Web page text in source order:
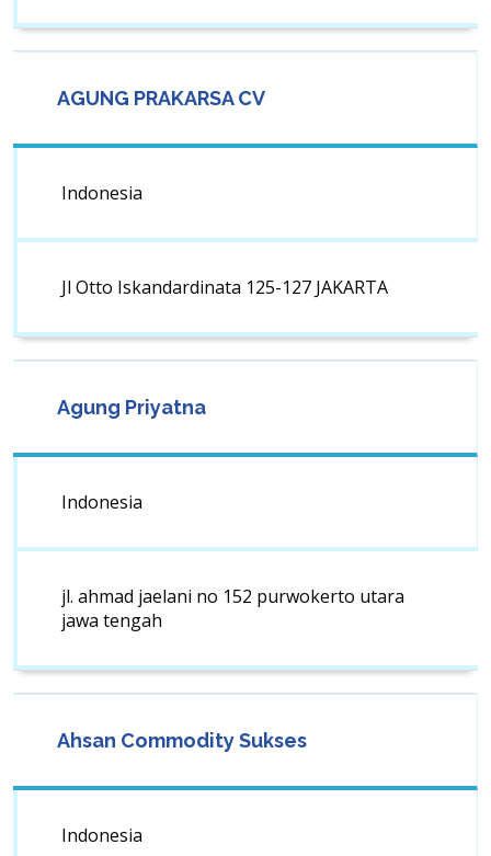
AGUNG PRAKARSA CV
Indonesia
Jl Otto Iskandardinata 125-127 JAKARTA
Agung Priyatna
Indonesia
jl. ahmad jaelani no 152 purwokerto utara
jawa tengah
Ahsan Commodity Sukses
Indonesia